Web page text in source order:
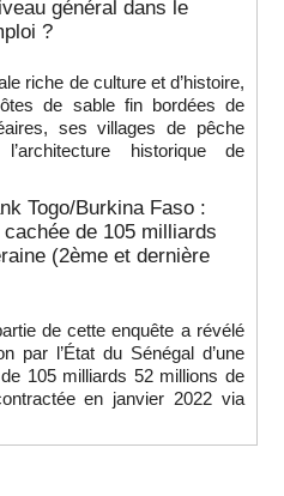
général dans le
?
riche de culture et d’histoire,
de sable fin bordées de
ses villages de pêche
l’architecture historique de
Togo/Burkina Faso :
cachée de 105 milliards
(2ème et dernière
de cette enquête a révélé
par l’État du Sénégal d’une
105 milliards 52 millions de
en janvier 2022 via